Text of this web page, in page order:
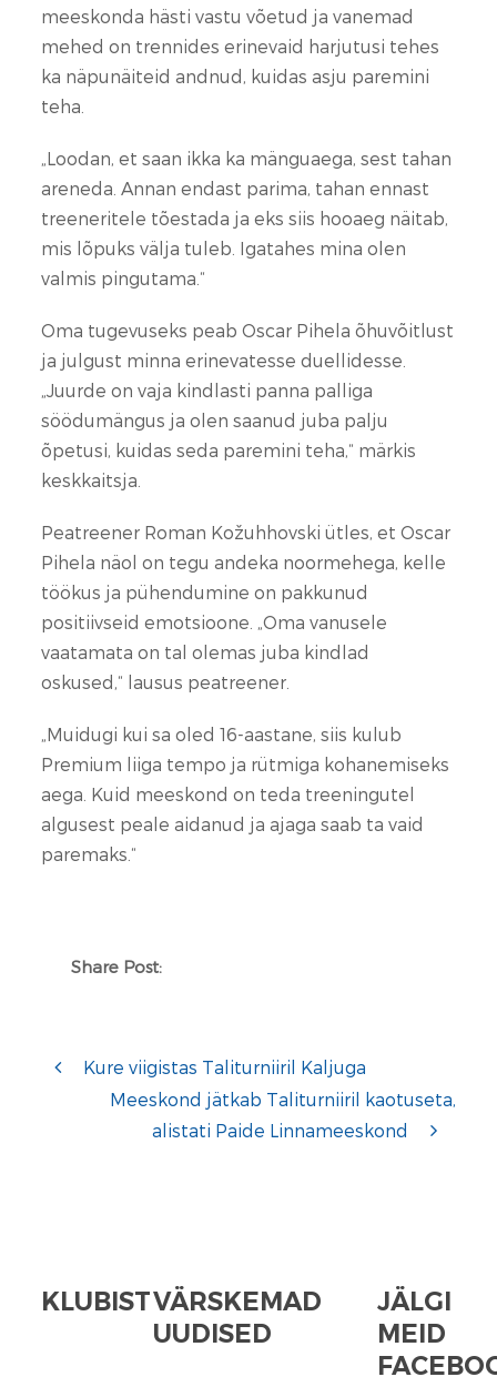
meeskonda hästi vastu võetud ja vanemad
mehed on trennides erinevaid harjutusi tehes
ka näpunäiteid andnud, kuidas asju paremini
teha.
„Loodan, et saan ikka ka mänguaega, sest tahan
areneda. Annan endast parima, tahan ennast
treeneritele tõestada ja eks siis hooaeg näitab,
mis lõpuks välja tuleb. Igatahes mina olen
valmis pingutama.“
Oma tugevuseks peab Oscar Pihela õhuvõitlust
ja julgust minna erinevatesse duellidesse.
„Juurde on vaja kindlasti panna palliga
söödumängus ja olen saanud juba palju
õpetusi, kuidas seda paremini teha,“ märkis
keskkaitsja.
Peatreener Roman Kožuhhovski ütles, et Oscar
Pihela näol on tegu andeka noormehega, kelle
töökus ja pühendumine on pakkunud
positiivseid emotsioone. „Oma vanusele
vaatamata on tal olemas juba kindlad
oskused,“ lausus peatreener.
„Muidugi kui sa oled 16-aastane, siis kulub
Premium liiga tempo ja rütmiga kohanemiseks
aega. Kuid meeskond on teda treeningutel
algusest peale aidanud ja ajaga saab ta vaid
paremaks.“
Share Post:
Kure viigistas Taliturniiril Kaljuga
Meeskond jätkab Taliturniiril kaotuseta,
alistati Paide Linnameeskond
KLUBISTVÄRSKEMAD
UUDISED
JÄLGI
MEID